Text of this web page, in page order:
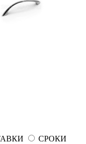
СРОКИ